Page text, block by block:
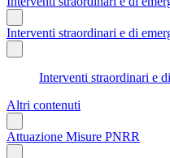
Interventi straordinari e di
Interventi straordinari e
Altri contenuti
Attuazione Misure PNRR